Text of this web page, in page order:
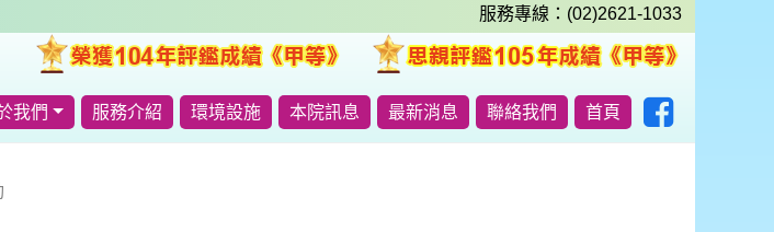
服務專線：(02)2621-1033
我們 服務介紹 環境設施 本院訊息 最新消息 聯絡我們 首頁